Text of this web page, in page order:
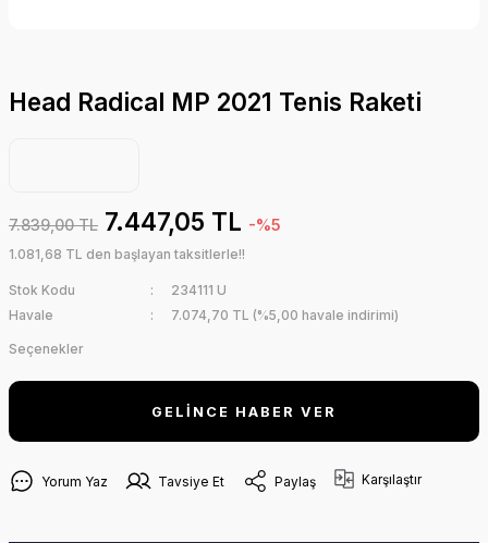
Head Radical MP 2021 Tenis Raketi
7.839,00 TL 7.447,05 TL -%5
1.081,68 TL den başlayan taksitlerle!!
Stok Kodu
234111 U
Havale
7.074,70 TL (%5,00 havale indirimi)
Seçenekler
GELİNCE HABER VER
Yorum Yaz Tavsiye Et Paylaş Karşılaştır